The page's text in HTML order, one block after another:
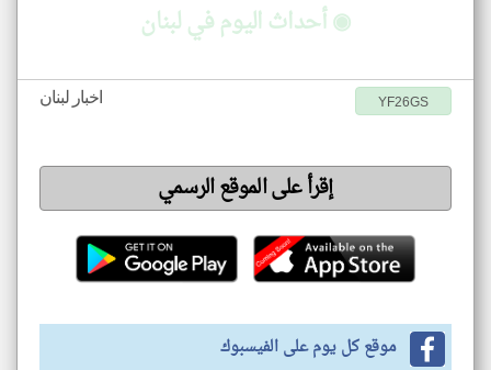
◉ أحداث اليوم في لبنان
اخبار لبنان YF26GS
إقرأ على الموقع الرسمي
موقع كل يوم على الفيسبوك